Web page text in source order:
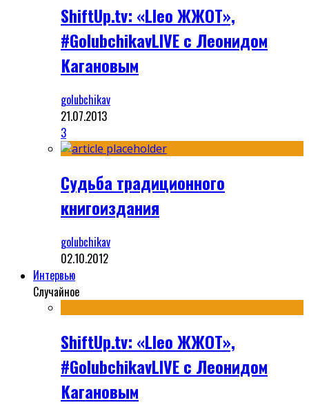
ShiftUp.tv: «Lleo ЖЖОТ»,
#GolubchikavLIVE с Леонидом
Кагановым
golubchikav
21.07.2013
3
Судьба традиционного
книгоиздания
golubchikav
02.10.2012
Интервью
Случайное
ShiftUp.tv: «Lleo ЖЖОТ»,
#GolubchikavLIVE с Леонидом
Кагановым